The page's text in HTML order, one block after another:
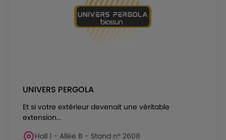
UNIVERS PERGOLA
Et si votre extérieur devenait une véritable
extension...
Hall 1 - Allée B - Stand n° 2608